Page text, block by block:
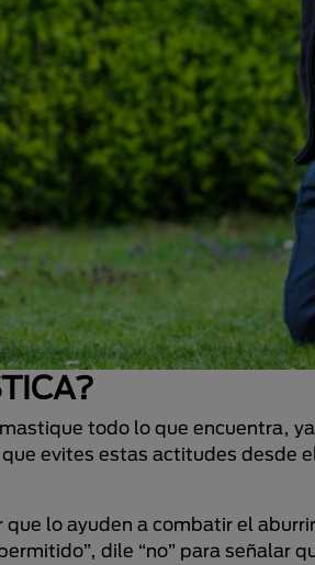
todo lo que encuentra,
evites estas actitudes desde
lo ayuden a combatir el
dile “no” para señalar